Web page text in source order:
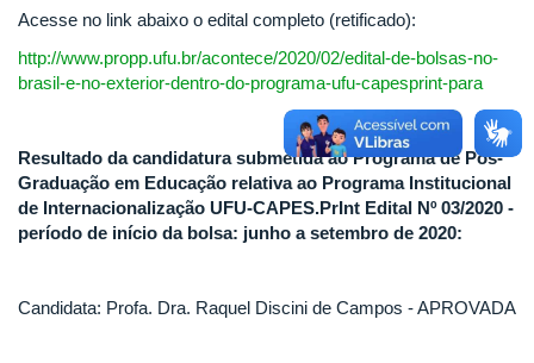
Acesse no link abaixo o edital completo (retificado):
http://www.propp.ufu.br/acontece/2020/02/edital-de-bolsas-no-
brasil-e-no-exterior-dentro-do-programa-ufu-capesprint-para
Resultado da candidatura submetida ao Programa de Pós-
Graduação em Educação relativa ao Programa Institucional
de Internacionalização UFU-CAPES.PrInt Edital Nº 03/2020 -
período de início da bolsa: junho a setembro de 2020:
Candidata: Profa. Dra. Raquel Discini de Campos - APROVADA